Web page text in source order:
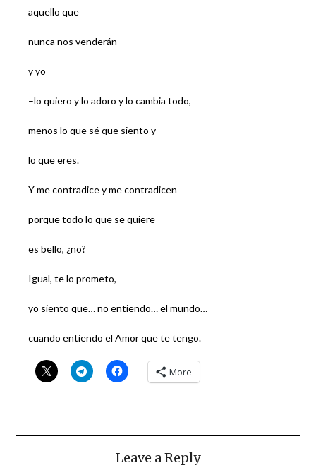
aquello que
nunca nos venderán
y yo
–lo quiero y lo adoro y lo cambia todo,
menos lo que sé que siento y
lo que eres.
Y me contradice y me contradicen
porque todo lo que se quiere
es bello, ¿no?
Igual, te lo prometo,
yo siento que… no entiendo… el mundo…
cuando entiendo el Amor que te tengo.
More
Leave a Reply